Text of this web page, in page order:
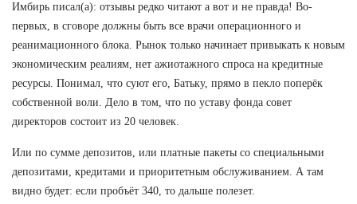
Имбирь писал(а): отзывы редко читают а вот и не правда! Во-
первых, в сговоре должны быть все врачи операционного и
реанимационного блока. Рынок только начинает привыкать к новым
экономическим реалиям, нет ажиотажного спроса на кредитные
ресурсы. Понимал, что суют его, Батьку, прямо в пекло поперёк
собственной воли. Дело в том, что по уставу фонда совет
директоров состоит из 20 человек.
Или по сумме депозитов, или платные пакеты со специальными
депозитами, кредитами и приоритетным обслуживанием. А там
видно будет: если пробъёт 340, то дальше полезет.